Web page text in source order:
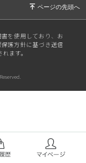
を使用しており、お
護方針に基づき送信
ます。